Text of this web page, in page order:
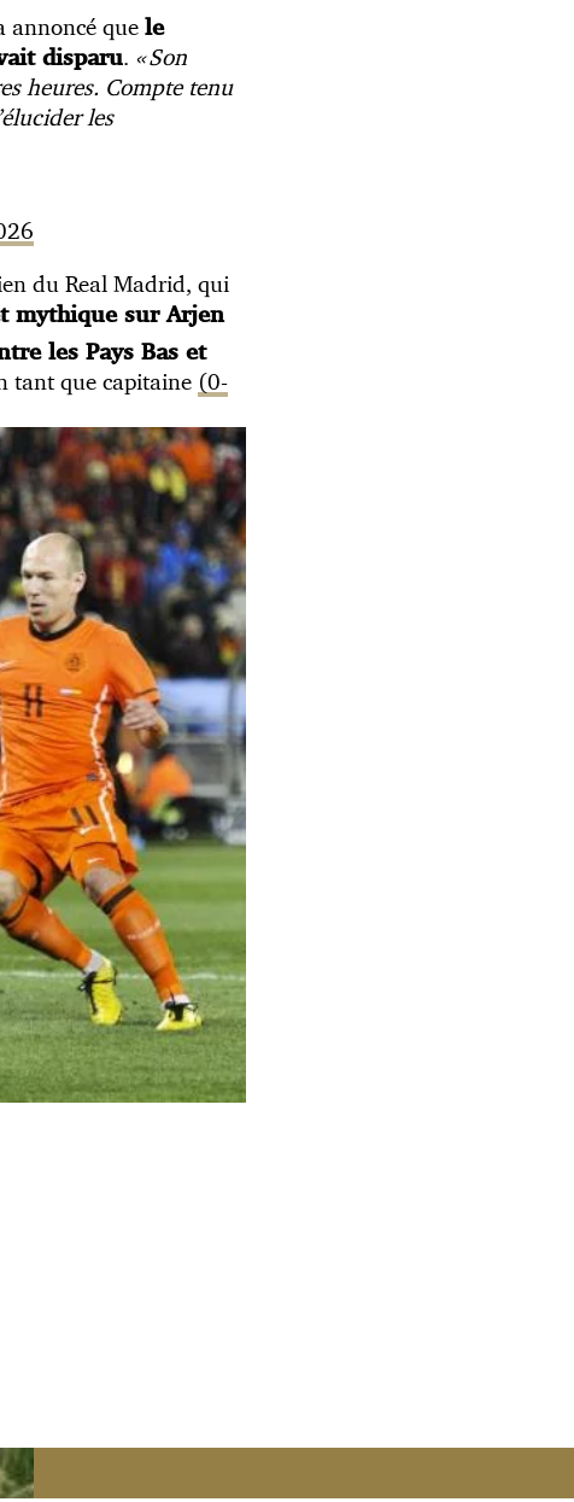
annoncé que le
disparu. « Son
heures. Compte tenu
les
du Real Madrid, qui
mythique sur Arjen
les Pays Bas et
tant que capitaine (0-